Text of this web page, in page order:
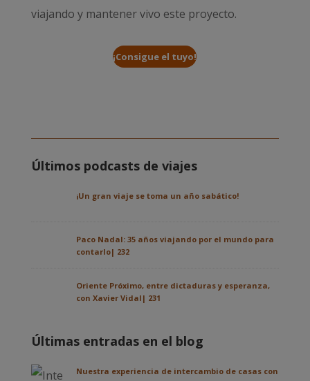
viajando y mantener vivo este proyecto.
¡Consigue el tuyo!
Últimos podcasts de viajes
¡Un gran viaje se toma un año sabático!
Paco Nadal: 35 años viajando por el mundo para
contarlo| 232
Oriente Próximo, entre dictaduras y esperanza,
con Xavier Vidal| 231
Últimas entradas en el blog
Nuestra experiencia de intercambio de casas con